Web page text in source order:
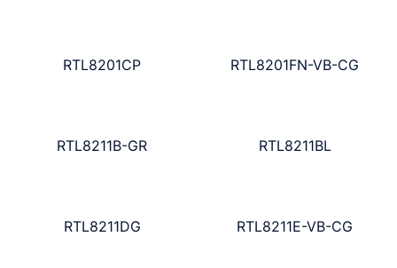
RTL8201CP RTL8201FN-VB-CG
RTL8211B-GR RTL8211BL
RTL8211DG RTL8211E-VB-CG